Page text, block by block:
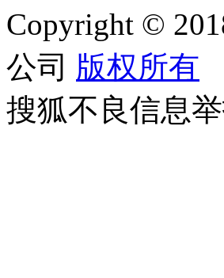
Copyright ©
公司 版权所有
搜狐不良信息举